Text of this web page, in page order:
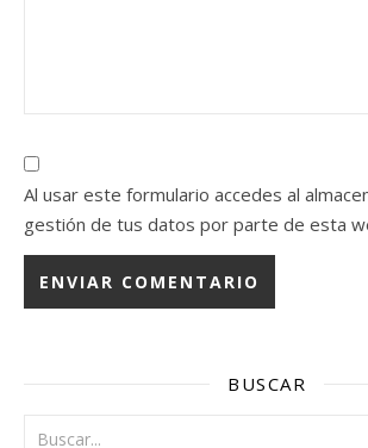
Al usar este formulario accedes al
gestión de tus datos por parte de esta
BUSCAR